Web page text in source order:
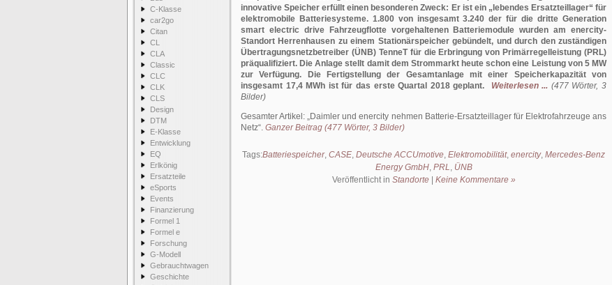
C-Klasse
car2go
Citan
CL
CLA
Classic
CLC
CLK
CLS
Design
DTM
E-Klasse
Entwicklung
EQ
Erlkönig
Ersatzteile
eSports
Events
Finanzierung
Formel 1
Formel e
Forschung
G-Modell
Gebrauchtwagen
Geschichte
innovative Speicher erfüllt einen besonderen Zweck: Er ist ein „lebendes Ersatzteillager“ für
elektromobile Batteriesysteme. 1.800 von insgesamt 3.240 der für die dritte Generation
smart electric drive Fahrzeugflotte vorgehaltenen Batteriemodule wurden am enercity-
Standort Herrenhausen zu einem Stationärspeicher gebündelt, und durch den zuständigen
Übertragungsnetzbetreiber (ÜNB) TenneT für die Erbringung von Primärregelleistung (PRL)
präqualifiziert. Die Anlage stellt damit dem Strommarkt heute schon eine Leistung von 5 MW
zur Verfügung. Die Fertigstellung der Gesamtanlage mit einer Speicherkapazität von
insgesamt 17,4 MWh ist für das erste Quartal 2018 geplant.
Weiterlesen ... (477 Wörter, 3
Bilder)
Gesamter Artikel: Daimler und enercity nehmen Batterie-Ersatzteillager für Elektrofahrzeuge ans
Netz . Ganzer Beitrag (477 Wörter, 3 Bilder)
Tags:Batteriespeicher, CASE, Deutsche ACCUmotive, Elektromobilität, enercity, Mercedes-Benz
Energy GmbH, PRL, ÜNB
Veröffentlicht in Standorte| Keine Kommentare »